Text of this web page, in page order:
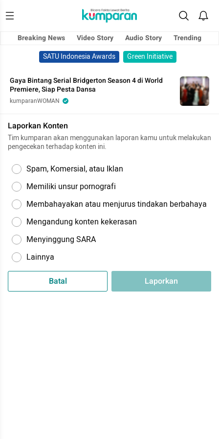
Breaking News Video Story Audio Story
Trending
SATU Indonesia Awards
Green Initiative
Gaya Bintang Serial Bridgerton Season 4 di World
Premiere, Siap Pesta Dansa
kumparanWOMAN
Laporkan Konten
Tim kumparan akan menggunakan laporan kamu untuk melakukan
pengecekan terhadap konten ini.
Spam, Komersial, atau Iklan
Memiliki unsur pornografi
Membahayakan atau menjurus tindakan berbahaya
Mengandung konten kekerasan
Menyinggung SARA
Lainnya
Batal Laporkan